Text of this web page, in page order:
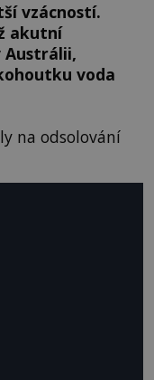
vzácností.
akutní
Austrálii,
voda
na odsolování